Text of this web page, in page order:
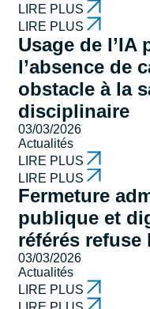
LIRE PLUS
LIRE PLUS
Usage de l’IA
l’absence de
obstacle à la
disciplinaire
03/03/2026
Actualités
LIRE PLUS
LIRE PLUS
Fermeture
publique et
référés refuse
03/03/2026
Actualités
LIRE PLUS